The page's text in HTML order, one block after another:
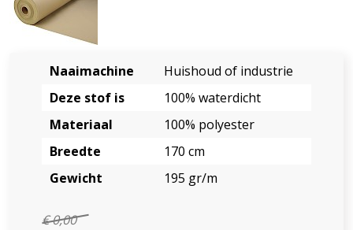
Naaimachine
Huishoud of industrie
Deze stof is
100% waterdicht
Materiaal
100% polyester
Breedte
170 cm
Gewicht
195 gr/m
€ 0,00